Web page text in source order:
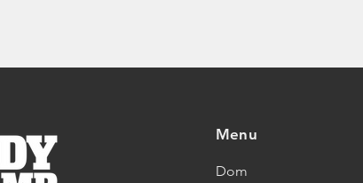
Menu
Dom